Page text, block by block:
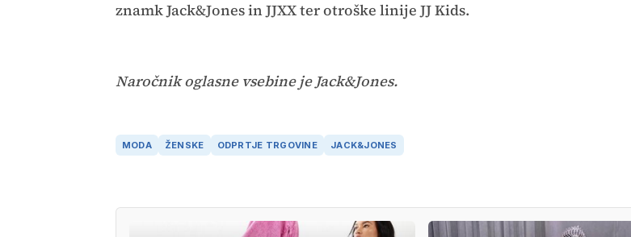
znamk Jack&Jones in JJXX ter otroške linije JJ Kids.
Naročnik oglasne vsebine je Jack&Jones.
MODA ŽENSKE ODPRTJE TRGOVINE JACK&JONES